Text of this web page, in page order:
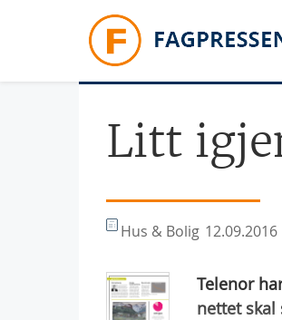
Litt
Hus & Bolig 12.09.2016
Telenor
nettet skal